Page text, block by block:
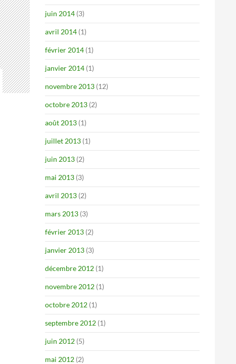
juin 2014 (3)
avril 2014 (1)
février 2014 (1)
janvier 2014 (1)
novembre 2013 (12)
octobre 2013 (2)
août 2013 (1)
juillet 2013 (1)
juin 2013 (2)
mai 2013 (3)
avril 2013 (2)
mars 2013 (3)
février 2013 (2)
janvier 2013 (3)
décembre 2012 (1)
novembre 2012 (1)
octobre 2012 (1)
septembre 2012 (1)
juin 2012 (5)
mai 2012 (2)